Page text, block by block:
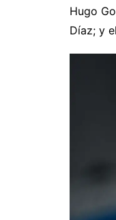
Hugo
Díaz; y